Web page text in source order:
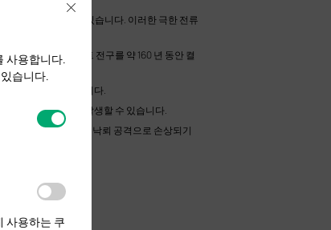
볼트에 도달 할 수 있습니다. 이러한 극한 전류
동일하며, 100 와트 전구를 약 160 년 동안 켤
시 상승 할 수 있습니다.
광범위한 정전이 발생할 수 있습니다.
힘을 가지고, 장치가 낙뢰 공격으로 손상되기
사용합니다.
습니다.
사용하는 쿠
Close